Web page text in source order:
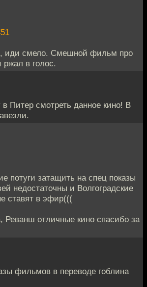
иди смело. Смешной фильм про
в голос.
Питер смотреть данное кино! В
потуги затащить на спец показы
недостаточны и Волгоградские
ставят в эфир(((
Реванш отличные кино спасибо за
фильмов в переводе гоблина